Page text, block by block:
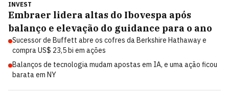
INVEST
Embraer lidera altas do Ibovespa após
balanço e elevação do guidance para o ano
Sucessor de Buffett abre os cofres da Berkshire Hathaway e
compra US$ 23,5 bi em ações
Balanços de tecnologia mudam apostas em IA, e uma ação ficou
barata em NY